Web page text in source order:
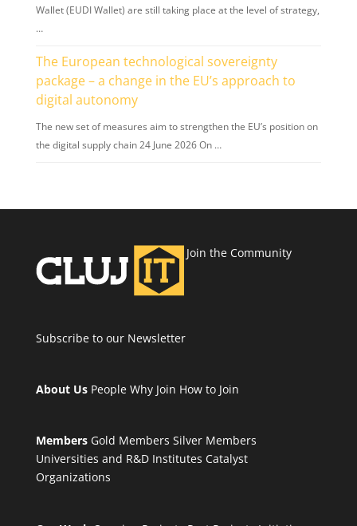
Wallet (EUDI Wallet) are still taking place at the level of strategy,
…
The European technological sovereignty
package – a change in the EU’s approach to
digital autonomy
The new set of measures aim to strengthen the EU’s position on
the digital supply chain 24 June 2026 On …
Join the Community
Subscribe to our Newsletter
About Us People Why Join How to Join
Members Gold Members Silver Members
Universities and R&D Institutes Catalyst
Organizations